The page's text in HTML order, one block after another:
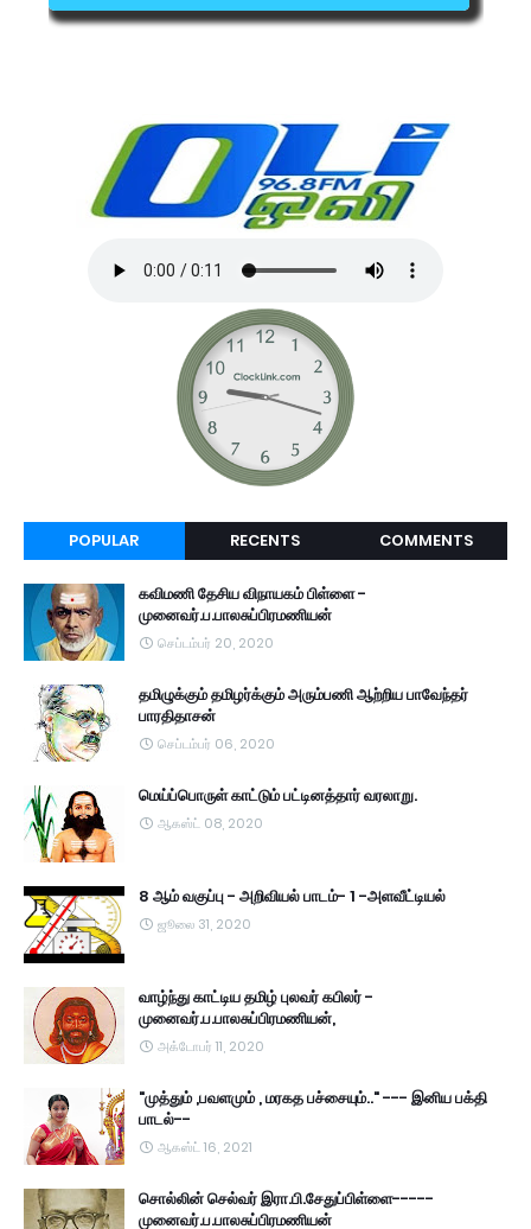
POPULAR RECENTS COMMENTS
கவிமணி தேசிய விநாயகம் பிள்ளை -
முனைவர்.ப.பாலசுப்பிரமணியன்
செப்டம்பர் 20, 2020
தமிழுக்கும் தமிழர்க்கும் அரும்பணி ஆற்றிய பாவேந்தர்
பாரதிதாசன்
செப்டம்பர் 06, 2020
மெய்ப்பொருள் காட்டும் பட்டினத்தார் வரலாறு.
ஆகஸ்ட் 08, 2020
8 ஆம் வகுப்பு - அறிவியல் பாடம்- 1 -அளவீட்டியல்
ஜூலை 31, 2020
வாழ்ந்து காட்டிய தமிழ் புலவர் கபிலர் -
முனைவர்.ப.பாலசுப்பிரமணியன்,
அக்டோபர் 11, 2020
"முத்தும் ,பவளமும் , மரகத பச்சையும்.." --- இனிய பக்தி
பாடல்--
ஆகஸ்ட் 16, 2021
சொல்லின் செல்வர் இரா.பி.சேதுப்பிள்ளை-----
முனைவர்.ப.பாலசுப்பிரமணியன்